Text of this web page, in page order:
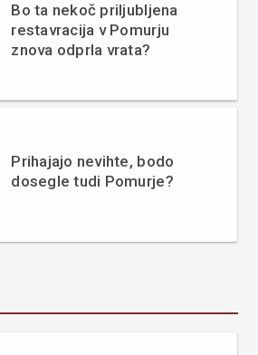
Bo ta nekoč priljubljena
restavracija v Pomurju
znova odprla vrata?
Prihajajo nevihte, bodo
dosegle tudi Pomurje?